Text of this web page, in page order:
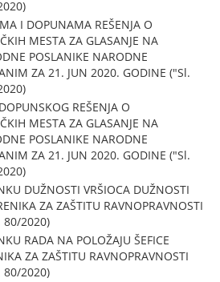
I DOPUNAMA REŠENJA O
MESTA ZA GLASANJE NA
POSLANIKE NARODNE
ZA 21. JUN 2020. GODINE ("Sl.
REŠENJA O
MESTA ZA GLASANJE NA
POSLANIKE NARODNE
ZA 21. JUN 2020. GODINE ("Sl.
DUŽNOSTI VRŠIOCA DUŽNOSTI
ZA ZAŠTITU RAVNOPRAVNOSTI
80/2020)
RADA NA POLOŽAJU ŠEFICE
ZA ZAŠTITU RAVNOPRAVNOSTI
80/2020)